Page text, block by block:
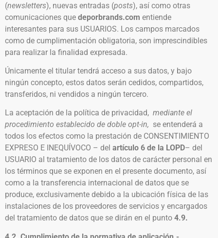
(newsletters), nuevas entradas (posts), así como otras
comunicaciones que deporbrands.com entiende
interesantes para sus USUARIOS. Los campos marcados
como de cumplimentación obligatoria, son imprescindibles
para realizar la finalidad expresada.
Únicamente el titular tendrá acceso a sus datos, y bajo
ningún concepto, estos datos serán cedidos, compartidos,
transferidos, ni vendidos a ningún tercero.
La aceptación de la política de privacidad, mediante el
procedimiento establecido de doble opt-in, se entenderá a
todos los efectos como la prestación de CONSENTIMIENTO
EXPRESO E INEQUÍVOCO – del artículo 6 de la LOPD– del
USUARIO al tratamiento de los datos de carácter personal en
los términos que se exponen en el presente documento, así
como a la transferencia internacional de datos que se
produce, exclusivamente debido a la ubicación física de las
instalaciones de los proveedores de servicios y encargados
del tratamiento de datos que se dirán en el punto 4.9.